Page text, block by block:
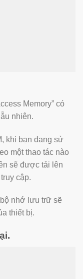
Memory” có
nhiên.
khi bạn đang sử
một thao tác nào
sẽ được tải lên
cập.
nhớ lưu trữ sẽ
thiết bị.